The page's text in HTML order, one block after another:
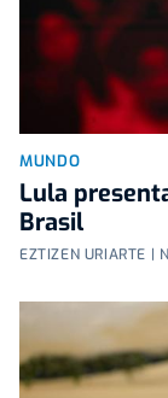
MUNDO
Lula
Brasil
EZTIZEN URIARTE |